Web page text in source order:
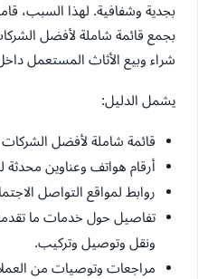
بجدية وشفافية. لهذا السبب،
بجمع قائمة شاملة لأفضل
شراء وبيع الأثاث المستعمل
يشمل الدليل:
قائمة شاملة لأفضل الشركات
أرقام هواتف وعناوين محدثة
روابط لمواقع التواصل
تفاصيل حول خدمات ما
ونقل وتوصيل وتركيب.
مراجعات وتوصيات من